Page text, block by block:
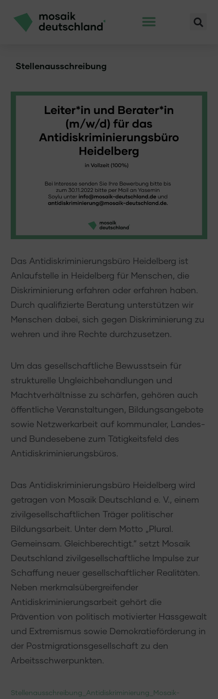
Stellenausschreibung
Das Antidiskriminierungsbüro Heidelberg ist
Anlaufstelle in Heidelberg für Menschen, die
Diskriminierung erfahren oder erfahren haben.
Durch qualifizierte Beratung unterstützen wir
Menschen dabei, sich gegen Diskriminierung zu
wehren und ihre Rechte durchzusetzen.
Um das gesellschaftliche Bewusstsein für
strukturelle Ungleichbehandlungen und
Machtverhältnisse zu schärfen, gehören auch
öffentliche Veranstaltungen, Bildungsangebote
sowie Netzwerkarbeit auf kommunaler, Landes-
und Bundesebene zum Tätigkeitsfeld des
Antidiskriminierungsbüros.
Das Antidiskriminierungsbüro Heidelberg wird
getragen von Mosaik Deutschland e. V., einem
zivilgesellschaftlichen Träger politischer
Bildungsarbeit. Unter dem Motto „Plural.
Gemeinsam. Gleichberechtigt.“ setzt Mosaik
Deutschland zivilgesellschaftliche Impulse zur
Schaffung neuer gesellschaftlicher Realitäten.
Neben merkmalsübergreifender
Antidiskriminierungsarbeit gehört die
Prävention von politisch motivierter Hassgewalt
und Extremismus sowie Demokratieförderung in
der Postmigrationsgesellschaft zu den
Arbeitsschwerpunkten.
Stellenausschreibung_Antidiskriminierung_Mosaik-